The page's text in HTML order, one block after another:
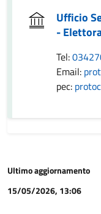
Ufficio
-
Tel:
Email:
pec:
Ultimo aggiornamento
15/05/2026, 13:06